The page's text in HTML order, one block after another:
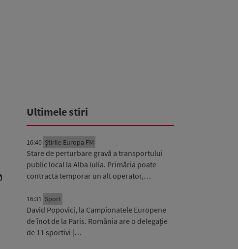
Ultimele stiri
16:40 Știrile Europa FM
Stare de perturbare gravă a transportului
public local la Alba Iulia. Primăria poate
contracta temporar un alt operator,…
16:31 Sport
David Popovici, la Campionatele Europene
de înot de la Paris. România are o delegație
de 11 sportivi |…